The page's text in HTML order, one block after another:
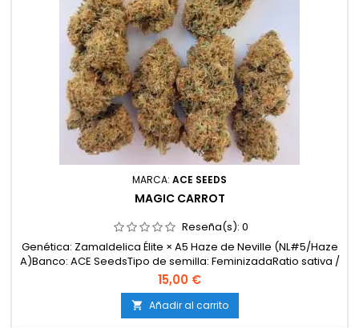
MARCA: ACE SEEDS
MAGIC CARROT
Reseña(s): 0
Genética: Zamaldelica Élite × A5 Haze de Neville (NL#5/Haze
A)Banco: ACE SeedsTipo de semilla: FeminizadaRatio sativa /
índica: 80 % sativa / 20 % índicaTHC: 19,69 %CBD: 0,04 %CBG:
1,90 %Floración en interior: 10–13 semanasFloración en
exterior: finales de octubre / inicios de
noviembreProducción: AltaMorfología: plantas...
15,00 €
 Añadir al carrito